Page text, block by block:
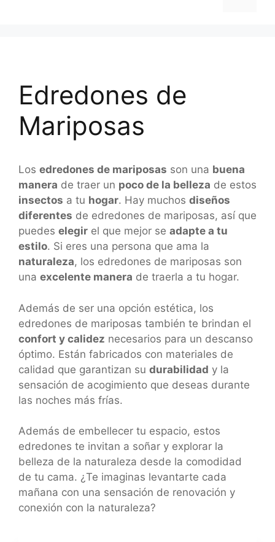
Edredones de
Mariposas
Los edredones de mariposas son una buena
manera de traer un poco de la belleza de estos
insectos a tu hogar. Hay muchos diseños
diferentes de edredones de mariposas, así que
puedes elegir el que mejor se adapte a tu
estilo. Si eres una persona que ama la
naturaleza, los edredones de mariposas son
una excelente manera de traerla a tu hogar.
Además de ser una opción estética, los
edredones de mariposas también te brindan el
confort y calidez necesarios para un descanso
óptimo. Están fabricados con materiales de
calidad que garantizan su durabilidad y la
sensación de acogimiento que deseas durante
las noches más frías.
Además de embellecer tu espacio, estos
edredones te invitan a soñar y explorar la
belleza de la naturaleza desde la comodidad
de tu cama. ¿Te imaginas levantarte cada
mañana con una sensación de renovación y
conexión con la naturaleza?